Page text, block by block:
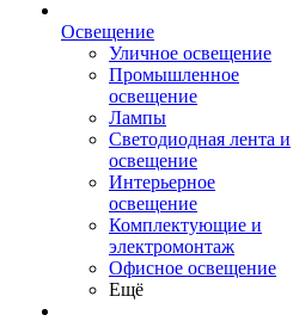
Освещение
Уличное освещение
Промышленное
освещение
Лампы
Светодиодная лента и
освещение
Интерьерное
освещение
Комплектующие и
электромонтаж
Офисное освещение
Ещё